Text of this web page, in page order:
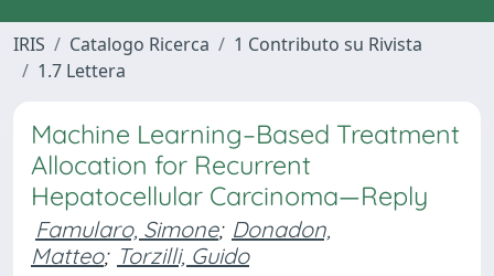
IRIS Catalogo Ricerca
1 Contributo su Rivista
1.7 Lettera
Machine Learning–Based Treatment
Allocation for Recurrent
Hepatocellular Carcinoma—Reply
Famularo, Simone; Donadon,
Matteo; Torzilli, Guido